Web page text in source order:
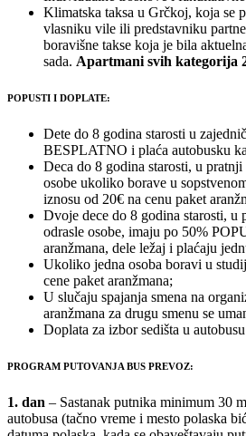
Klimatska taksa u Grčkoj, koja se
vlasniku vile ili predstavniku
boravišne takse koja je bila
sada. Apartmani svih kategorija
POPUSTI I DOPLATE:
Dete do 8 godina starosti u
BESPLATNO i plaća autobusku
Deca do 8 godina starosti, u
osobe ukoliko borave u
iznosu od 20€ na cenu paket
Dvoje dece do 8 godina starosti, u
odrasle osobe, imaju po 50%
aranžmana, dele ležaj i plaćaju
Ukoliko jedna osoba boravi u
cene paket aranžmana;
U slučaju spajanja smena na
aranžmana za drugu smenu se
Doplata za izbor sedišta u
PROGRAM PUTOVANJA BUS PREVOZ:
1. dan – Sastanak putnika minimum 30
autobusa (tačno vreme i mesto polaska